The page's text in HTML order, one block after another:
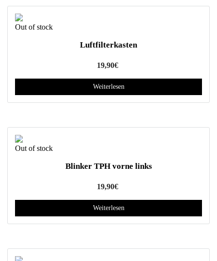
Out of stock
Luftfilterkasten
19,90€
Weiterlesen
Out of stock
Blinker TPH vorne links
19,90€
Weiterlesen